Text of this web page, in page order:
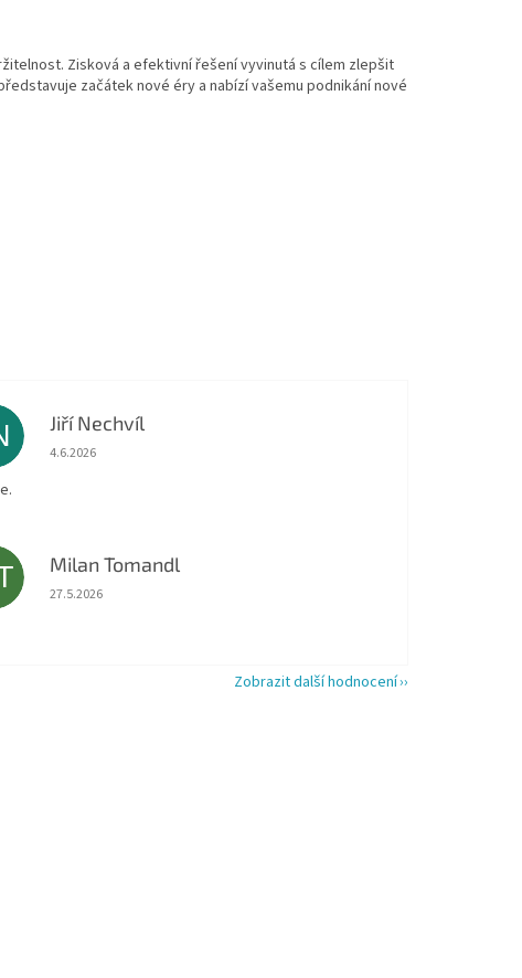
Zisková a efektivnířešení vyvinutá s cílem zlepšit
začátek nové éry a nabízí vašemu podnikání nové
Jiří Nechvíl
Hodnocení obchodu je 5 z 5 hvězdiček.
4.6.2026
Milan Tomandl
Hodnocení obchodu je 5 z 5 hvězdiček.
27.5.2026
Zobrazit další hodnocení